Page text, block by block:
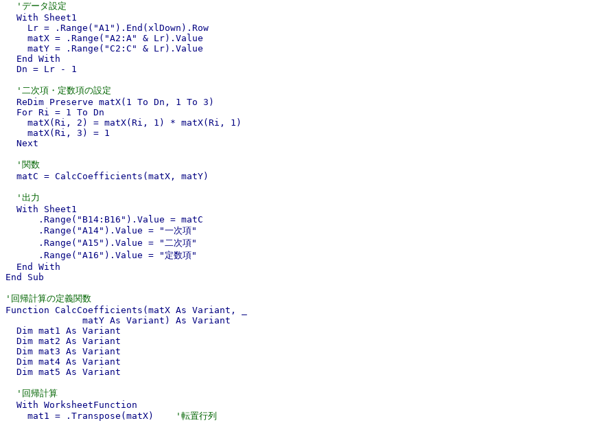
'データ設定
  With Sheet1
    Lr = .Range("A1").End(xlDown).Row
    matX = .Range("A2:A" & Lr).Value
    matY = .Range("C2:C" & Lr).Value
  End With
  Dn = Lr - 1
'二次項・定数項の設定
  ReDim Preserve matX(1 To Dn, 1 To 3)
  For Ri = 1 To Dn
    matX(Ri, 2) = matX(Ri, 1) * matX(Ri, 1)
    matX(Ri, 3) = 1
  Next
'関数
  matC = CalcCoefficients(matX, matY)
'出力
  With Sheet1
      .Range("B14:B16").Value = matC
      .Range("A14").Value = "一次項"
      .Range("A15").Value = "二次項"
      .Range("A16").Value = "定数項"
  End With
End Sub
'回帰計算の定義関数
Function CalcCoefficients(matX As Variant, _
              matY As Variant) As Variant
  Dim mat1 As Variant
  Dim mat2 As Variant
  Dim mat3 As Variant
  Dim mat4 As Variant
  Dim mat5 As Variant
'回帰計算
  With WorksheetFunction
    mat1 = .Transpose(matX)
'転置行列